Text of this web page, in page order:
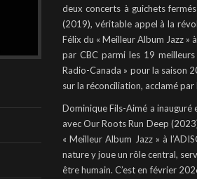
deux concerts à guichets
(2019), véritable appel à la
Félix du « Meilleur Album Jazz »
par CBC parmi les 19
Radio-Canada » pour la saison
sur la réconciliation, acclamé
Dominique Fils-Aimé a
avec Our Roots Run Deep
« Meilleur Album Jazz » à
nature y joue un rôle central,
être humain. C’est en février